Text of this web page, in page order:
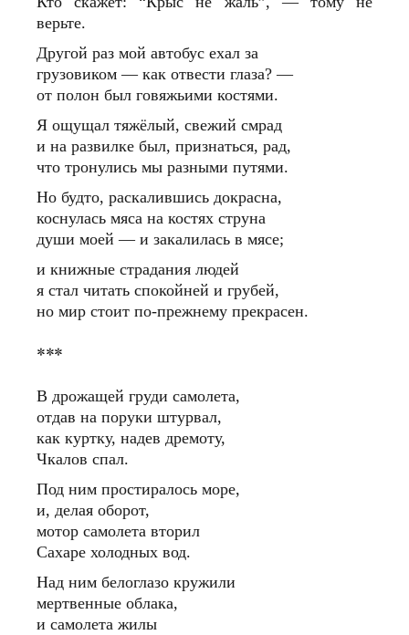
верьте.
Другой раз мой автобус ехал за
грузовиком — как отвести глаза? —
от полон был говяжьими костями.
Я ощущал тяжёлый, свежий смрад
и на развилке был, признаться, рад,
что тронулись мы разными путями.
Но будто, раскалившись докрасна,
коснулась мяса на костях струна
души моей — и закалилась в мясе;
и книжные страдания людей
я стал читать спокойней и грубей,
но мир стоит по-прежнему прекрасен.
***
В дрожащей груди самолета,
отдав на поруки штурвал,
как куртку, надев дремоту,
Чкалов спал.
Под ним простиралось море,
и, делая оборот,
мотор самолета вторил
Сахаре холодных вод.
Над ним белоглазо кружили
мертвенные облака,
и самолета жилы